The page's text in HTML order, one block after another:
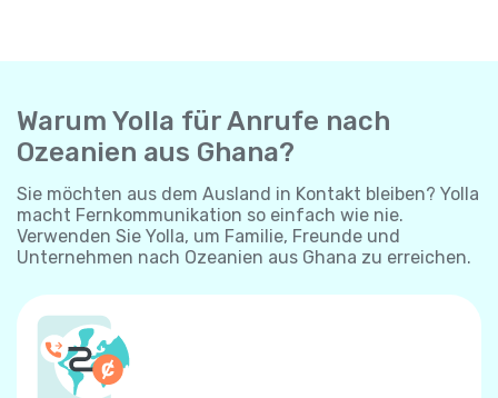
Warum Yolla für Anrufe nach
Ozeanien aus Ghana?
Sie möchten aus dem Ausland in Kontakt bleiben? Yolla
macht Fernkommunikation so einfach wie nie.
Verwenden Sie Yolla, um Familie, Freunde und
Unternehmen nach Ozeanien aus Ghana zu erreichen.